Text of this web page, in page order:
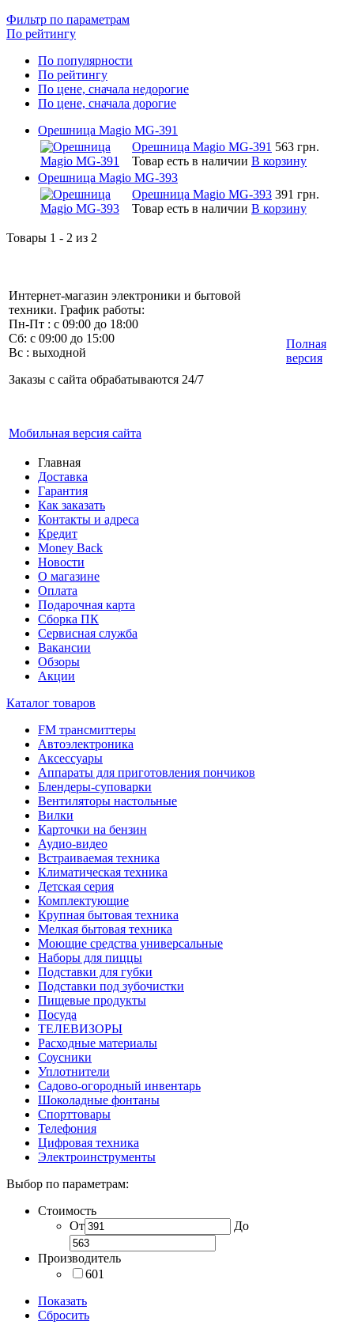
Фильтр по параметрам
По рейтингу
По популярности
По рейтингу
По цене, сначала недорогие
По цене, сначала дорогие
Орешница Magio MG-391
Орешница Magio MG-391 563 грн.
Товар есть в наличии В корзину
Орешница Magio MG-393
Орешница Magio MG-393 391 грн.
Товар есть в наличии В корзину
Товары 1 - 2 из 2
Интернет-магазин электроники и бытовой
техники. График работы:
Пн-Пт : с 09:00 до 18:00
Сб: с 09:00 до 15:00
Вс : выходной
Заказы с сайта обрабатываются 24/7
Мобильная версия сайта
Полная
версия
Главная
Доставка
Гарантия
Как заказать
Контакты и адреса
Кредит
Money Back
Новости
О магазине
Оплата
Подарочная карта
Сборка ПК
Сервисная служба
Вакансии
Обзоры
Акции
Каталог товаров
FM трансмиттеры
Автоэлектроника
Аксессуары
Аппараты для приготовления пончиков
Блендеры-суповарки
Вентиляторы настольные
Вилки
Карточки на бензин
Аудио-видео
Встраиваемая техника
Климатическая техника
Детская серия
Комплектующие
Крупная бытовая техника
Мелкая бытовая техника
Моющие средства универсальные
Наборы для пиццы
Подставки для губки
Подставки под зубочистки
Пищевые продукты
Посуда
ТЕЛЕВИЗОРЫ
Расходные материалы
Соусники
Уплотнители
Садово-огородный инвентарь
Шоколадные фонтаны
Спорттовары
Телефония
Цифровая техника
Электроинструменты
Выбор по параметрам:
Стоимость
От
До
Производитель
601
Показать
Сбросить